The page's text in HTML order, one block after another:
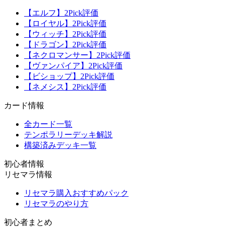
【エルフ】2Pick評価
【ロイヤル】2Pick評価
【ウィッチ】2Pick評価
【ドラゴン】2Pick評価
【ネクロマンサー】2Pick評価
【ヴァンパイア】2Pick評価
【ビショップ】2Pick評価
【ネメシス】2Pick評価
カード情報
全カード一覧
テンポラリーデッキ解説
構築済みデッキ一覧
初心者情報
リセマラ情報
リセマラ購入おすすめパック
リセマラのやり方
初心者まとめ